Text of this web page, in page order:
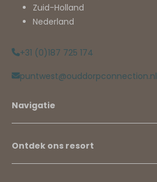
Zuid-Holland
Nederland
+31 (0)187 725 174
puntwest@ouddorpconnection.nl
Navigatie
Ontdek ons resort